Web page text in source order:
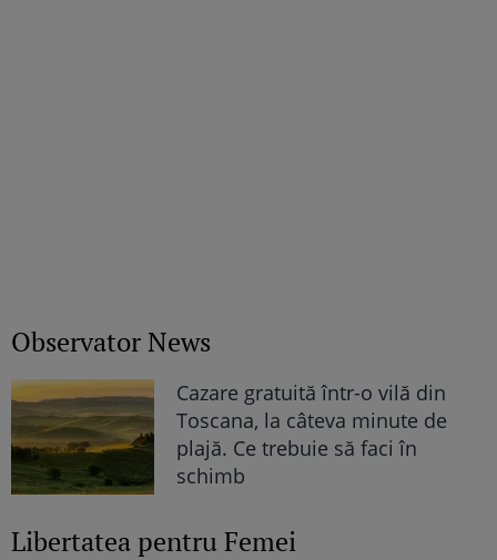
Observator News
Cazare gratuită într-o vilă din
Toscana, la câteva minute de
plajă. Ce trebuie să faci în
schimb
Libertatea pentru Femei